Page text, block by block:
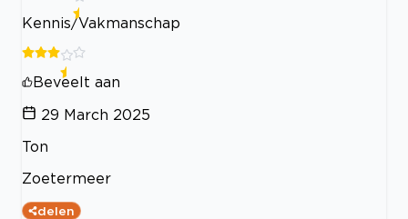
Kennis/Vakmanschap
Beveelt aan
29 March 2025
Ton
Zoetermeer
delen